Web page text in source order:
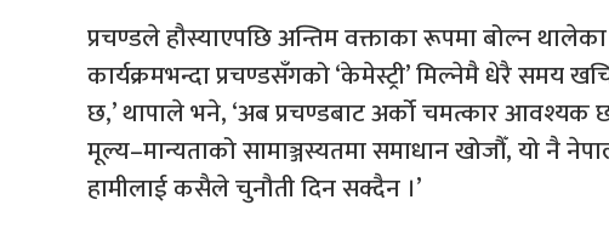
प्रचण्डले हौस्याएपछि अन्तिम वक्ताका रूपमा बोल्न
कार्यक्रमभन्दा प्रचण्डसँगको ‘केमेस्ट्री’ मिल्नेमै धेरै समय
छ,’ थापाले भने, ‘अब प्रचण्डबाट अर्को चमत्कार आवश्यक
मूल्य–मान्यताको सामाञ्जस्यतमा समाधान खोजौँ, यो नै
हामीलाई कसैले चुनौती दिन सक्दैन ।’